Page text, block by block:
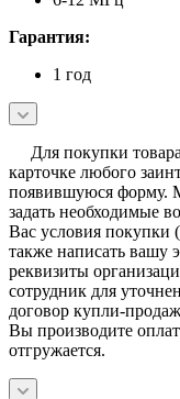
Гарантия:
1 год
Для покупки
карточке любого
появившуюся форму.
задать необходимые
Вас условия покупки
также написать вашу
реквизиты
сотрудник для
договор купли-
Вы производите
отгружается.